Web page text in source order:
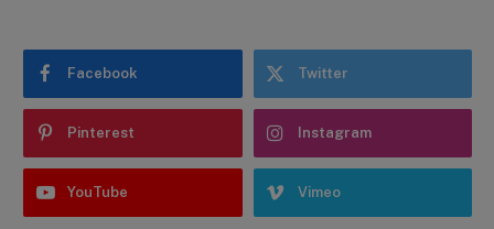
Facebook Twitter
Pinterest Instagram
YouTube Vimeo